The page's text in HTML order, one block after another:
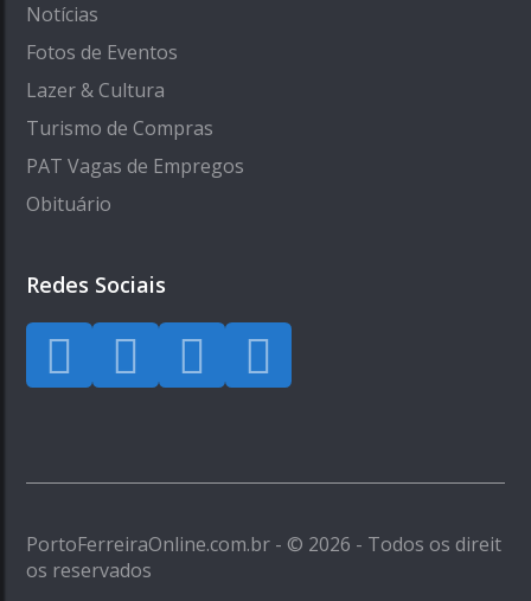
Notícias
Fotos de Eventos
Lazer & Cultura
Turismo de Compras
PAT Vagas de Empregos
Obituário
Redes Sociais
PortoFerreiraOnline.com.br - © 2026 - Todos os direit
os reservados